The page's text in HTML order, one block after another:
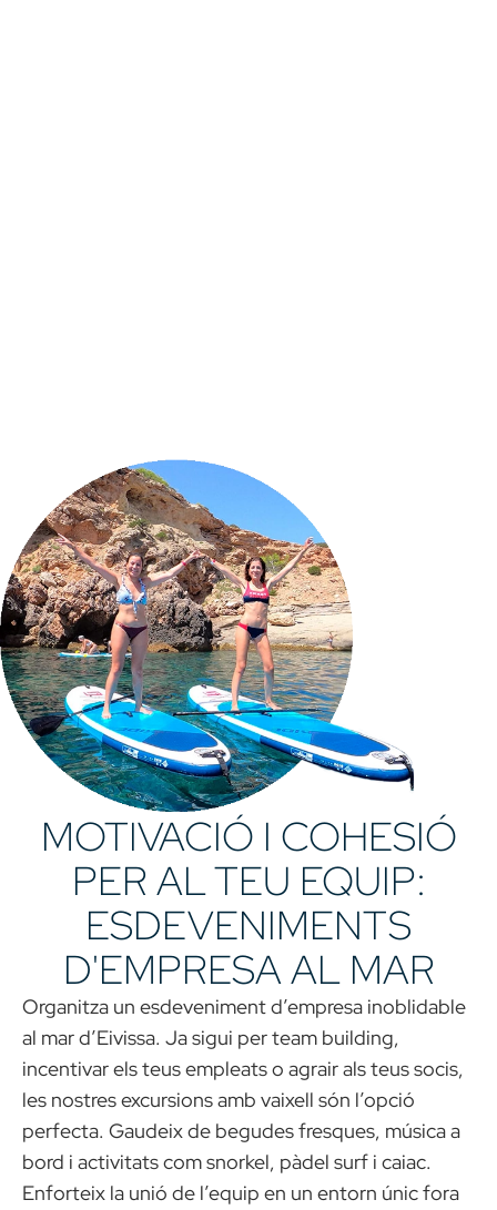
MOTIVACIÓ I COHESIÓ
PER AL TEU EQUIP:
ESDEVENIMENTS
D'EMPRESA AL MAR
Organitza un esdeveniment d’empresa inoblidable
al mar d’Eivissa. Ja sigui per team building,
incentivar els teus empleats o agrair als teus socis,
les nostres excursions amb vaixell són l’opció
perfecta. Gaudeix de begudes fresques, música a
bord i activitats com snorkel, pàdel surf i caiac.
Enforteix la unió de l’equip en un entorn únic fora